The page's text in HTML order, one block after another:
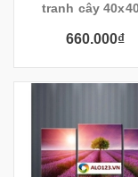
tranh cây
660.000₫